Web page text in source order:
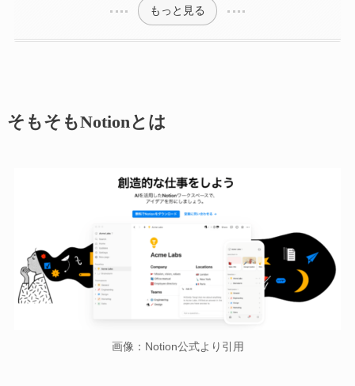
もっと見る
そもそもNotionとは
画像：Notion公式より引用